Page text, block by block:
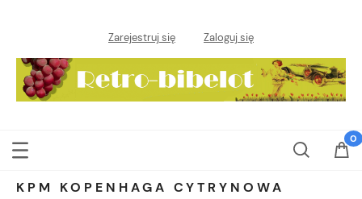
Zarejestruj się Zaloguj się
KPM KOPENHAGA CYTRYNOWA